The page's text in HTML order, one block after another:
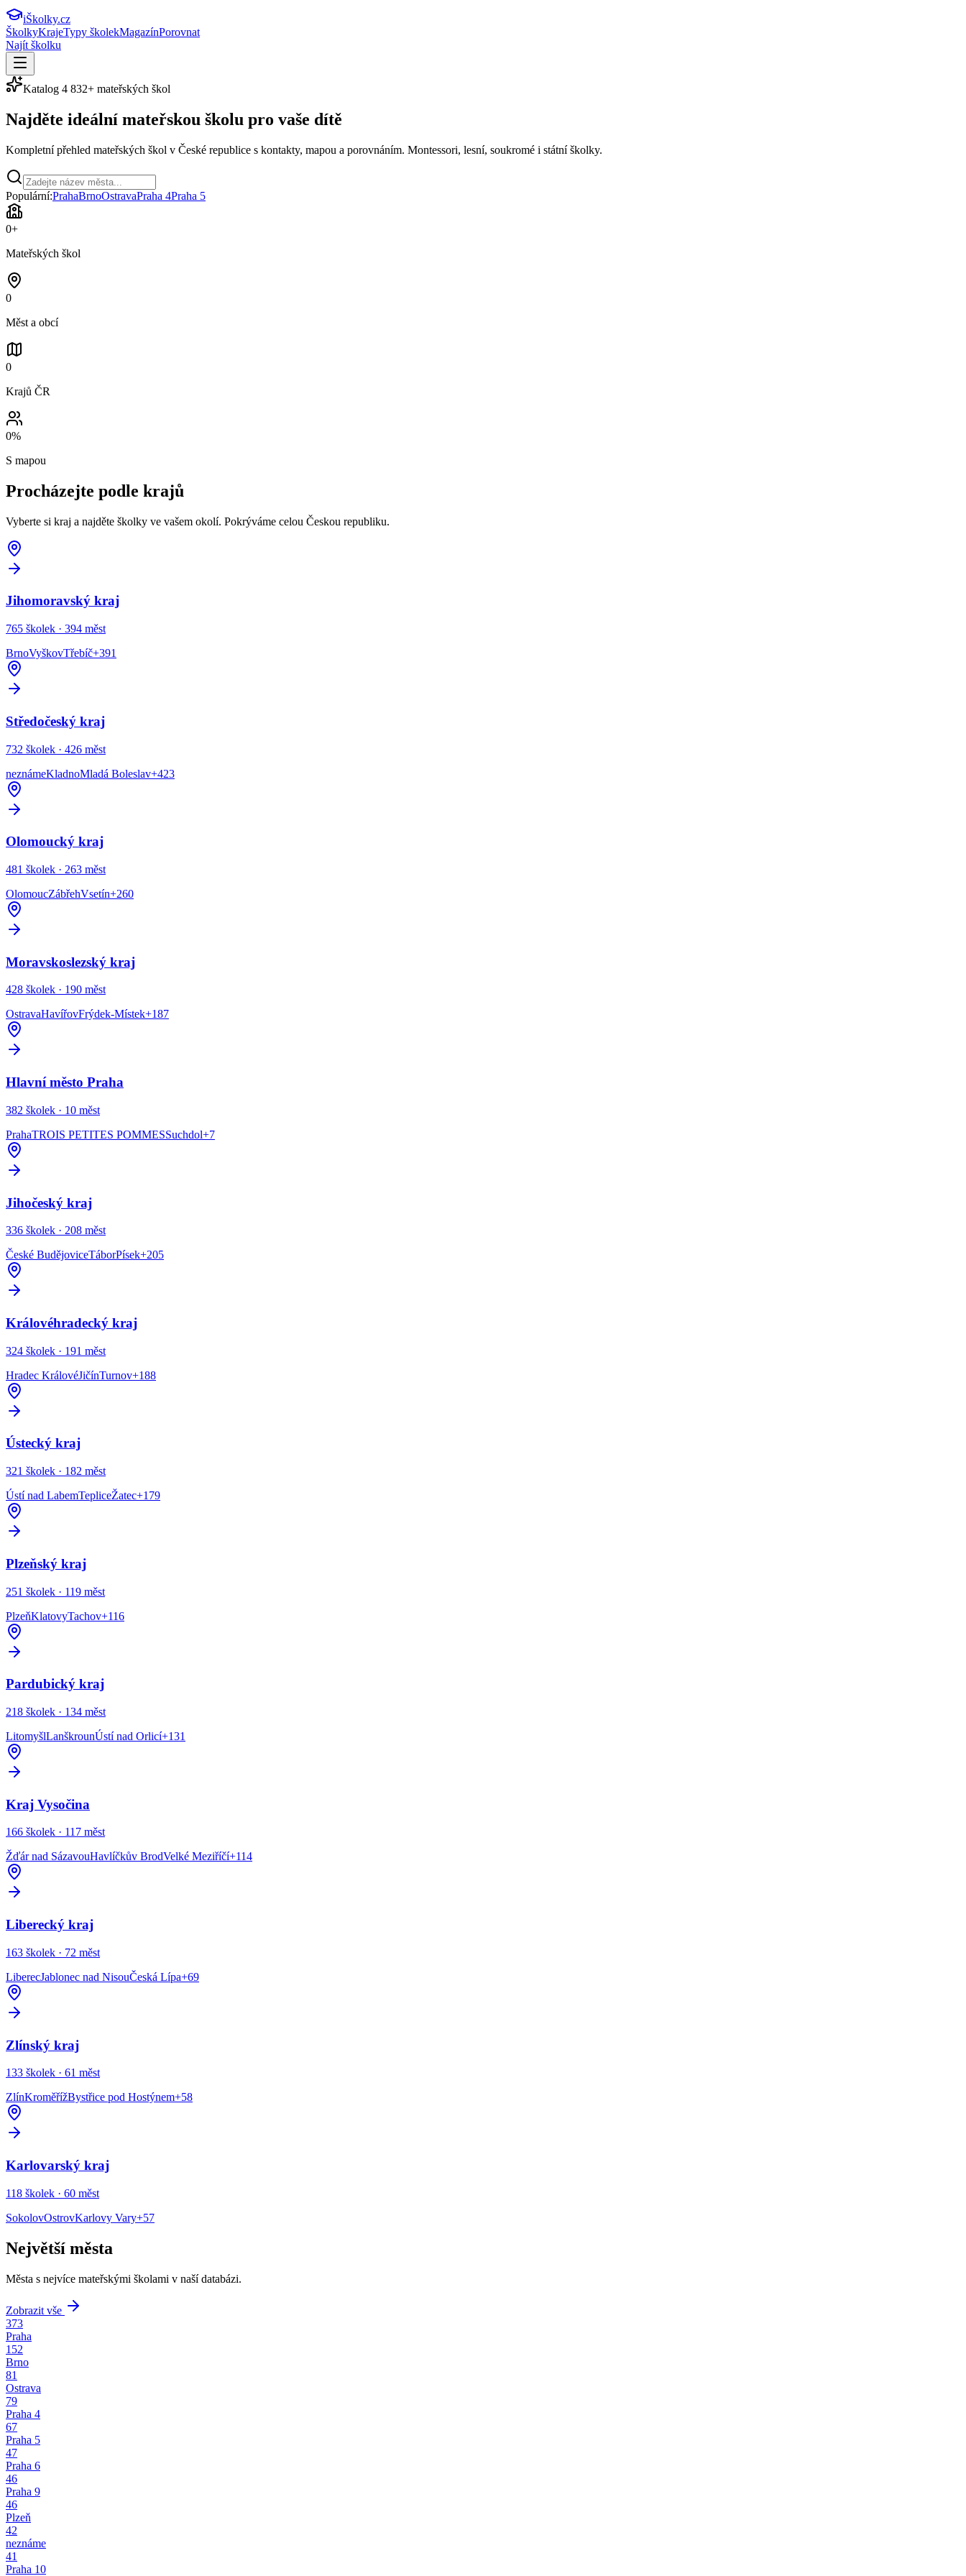
iŠkolky.cz
ŠkolkyKrajeTypy školekMagazínPorovnat
Najít školku
Katalog 4 832+ mateřských škol
Najděte ideální mateřskou školu pro vaše dítě
Kompletní přehled mateřských škol v České republice s kontakty, mapou a porovnáním. Montessori, lesní, soukromé i státní školky.
Populární:PrahaBrnoOstravaPraha 4Praha 5
0+
Mateřských škol
0
Měst a obcí
0
Krajů ČR
0%
S mapou
Procházejte podle krajů
Vyberte si kraj a najděte školky ve vašem okolí. Pokrýváme celou Českou republiku.
Jihomoravský kraj
765 školek · 394 měst
BrnoVyškovTřebíč+391
Středočeský kraj
732 školek · 426 měst
neznámeKladnoMladá Boleslav+423
Olomoucký kraj
481 školek · 263 měst
OlomoucZábřehVsetín+260
Moravskoslezský kraj
428 školek · 190 měst
OstravaHavířovFrýdek-Místek+187
Hlavní město Praha
382 školek · 10 měst
PrahaTROIS PETITES POMMESSuchdol+7
Jihočeský kraj
336 školek · 208 měst
České BudějoviceTáborPísek+205
Královéhradecký kraj
324 školek · 191 měst
Hradec KrálovéJičínTurnov+188
Ústecký kraj
321 školek · 182 měst
Ústí nad LabemTepliceŽatec+179
Plzeňský kraj
251 školek · 119 měst
PlzeňKlatovyTachov+116
Pardubický kraj
218 školek · 134 měst
LitomyšlLanškrounÚstí nad Orlicí+131
Kraj Vysočina
166 školek · 117 měst
Žďár nad SázavouHavlíčkův BrodVelké Meziříčí+114
Liberecký kraj
163 školek · 72 měst
LiberecJablonec nad NisouČeská Lípa+69
Zlínský kraj
133 školek · 61 měst
ZlínKroměřížBystřice pod Hostýnem+58
Karlovarský kraj
118 školek · 60 měst
SokolovOstrovKarlovy Vary+57
Největší města
Města s nejvíce mateřskými školami v naší databázi.
Zobrazit vše
373
Praha
152
Brno
81
Ostrava
79
Praha 4
67
Praha 5
47
Praha 6
46
Praha 9
46
Plzeň
42
neznáme
41
Praha 10